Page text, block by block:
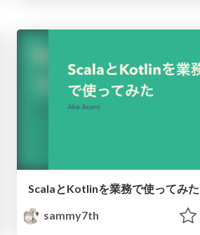
ScalaとKotlinを業務で使ってみた
sammy7th